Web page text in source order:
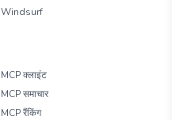
Windsurf
MCP क्लाइंट
MCP समाचार
MCP रैंकिंग